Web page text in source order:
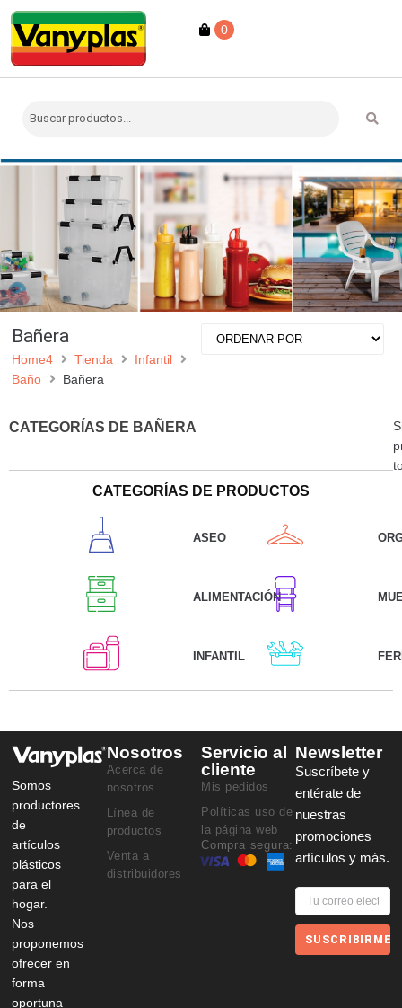
0
Bañera
Home4 Tienda
Infantil
Baño
Bañera
CATEGORÍAS DE BAÑERA
CATEGORÍAS DE PRODUCTOS
ASEO
ALIMENTACIÓN
INFANTIL
Somos
productores
de
artículos
plásticos
para el
hogar.
Nos
proponemos
ofrecer en
forma
oportuna
Nosotros
Acerca de
nosotros
Línea de
productos
Venta a
distribuidores
Servicio al
cliente
Mis pedidos
Políticas uso de
la página web
Compra segura:
Newsletter
Suscríbete y
entérate de
nuestras
promociones
artículos y más.
SUSCRIBIRME